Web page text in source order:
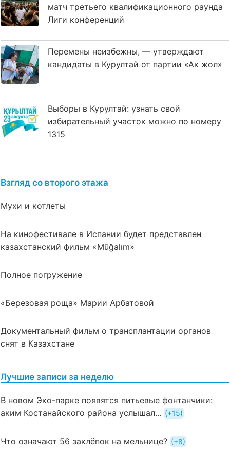
матч третьего квалификационного раунда
Лиги конференций
Перемены неизбежны, — утверждают
кандидаты в Курултай от партии «Ак жол»
Выборы в Курултай: узнать свой
избирательный участок можно по номеру
1315
Взгляд со второго этажа
Мухи и котлеты
На кинофестивале в Испании будет представлен
казахстанский фильм «Mūğalım»
Полное погружение
«Березовая роща» Марии Арбатовой
Документальный фильм о трансплантации органов
снят в Казахстане
Лучшие записи за неделю
В новом Эко-парке появятся питьевые фонтанчики:
аким Костанайского района услышал...
+15
Что означают 56 заклёпок на мельнице? +8